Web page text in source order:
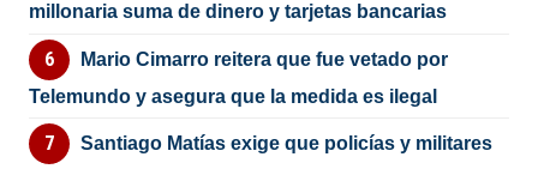
millonaria suma de dinero y tarjetas bancarias
Mario Cimarro reitera que fue vetado por
Telemundo y asegura que la medida es ilegal
Santiago Matías exige que policías y militares